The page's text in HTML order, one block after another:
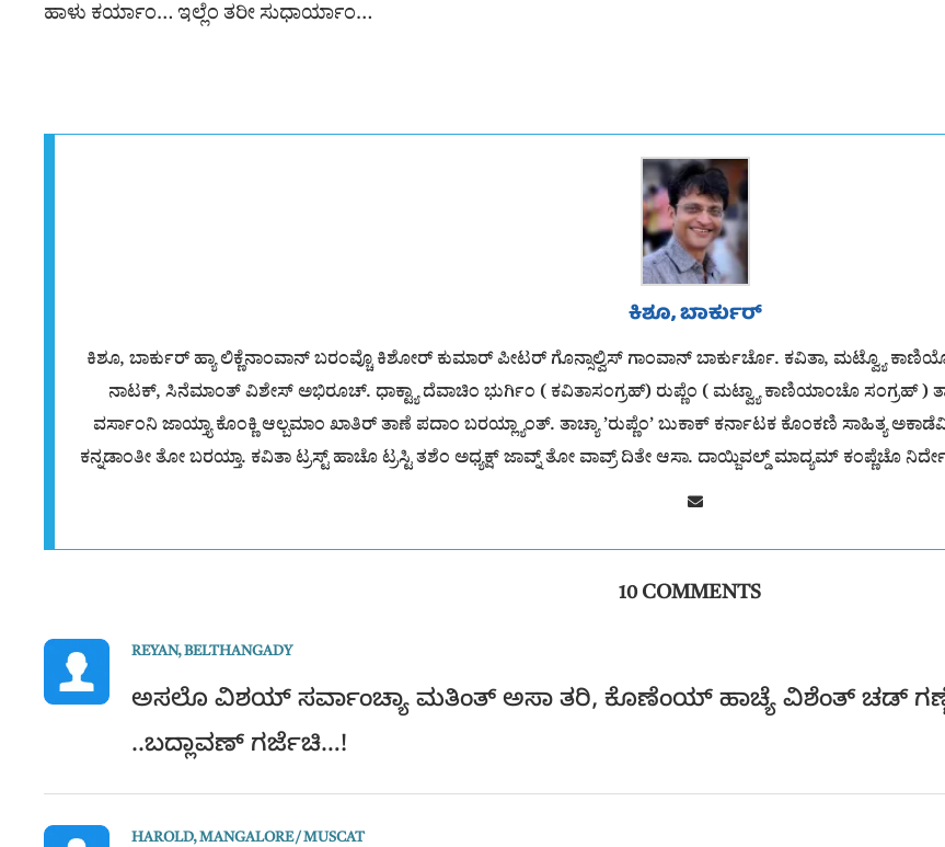
ಹಾಳು ಕರ್ಯಾಂ… ಇಲ್ಲೆಂ ತರೀ ಸುಧಾರ್ಯಾಂ…
ಕಿಶೂ, ಬಾರ್ಕುರ್
ಕಿಶೂ, ಬಾರ್ಕುರ್ ಹ್ಯಾ ಲಿಕ್ಣೆನಾಂವಾನ್ ಬರಂವ್ಚೊ ಕಿಶೋರ್ ಕುಮಾರ್ ಪೀಟರ್ ಗೊನ್ಸಾಲ್ವಿಸ್ ಗಾಂವಾನ್ ಬಾರ್ಕುರ್ಚೊ. ಕವಿತಾ, ಮಟ್ವ್ಯೊ
ನಾಟಕ್, ಸಿನೆಮಾಂತ್ ವಿಶೇಸ್ ಅಭಿರೂಚ್. ಧಾಕ್ಟ್ಯಾ ದೆವಾಚಿಂ ಭುರ್ಗಿಂ ( ಕವಿತಾಸಂಗ್ರಹ್) ರುಪ್ಣೆಂ ( ಮಟ್ವ್ಯಾ ಕಾಣಿಯಾಂಚೊ ಸಂಗ್ರಹ್ )
ವರ್ಸಾಂನಿ ಜಾಯ್ತ್ಯಾ ಕೊಂಕ್ಣಿ ಆಲ್ಬಮಾಂ ಖಾತಿರ್ ತಾಣೆ ಪದಾಂ ಬರಯ್ಲ್ಯಾಂತ್. ತಾಚ್ಯಾ ’ರುಪ್ಣೆಂ’ ಬುಕಾಕ್ ಕರ್ನಾಟಕ ಕೊಂಕಣಿ ಸಾಹಿತ್ಯ
ಕನ್ನಡಾಂತೀ ತೋ ಬರಯ್ತಾ. ಕವಿತಾ ಟ್ರಸ್ಟ್ ಹಾಚೊ ಟ್ರಸ್ಟಿ ತಶೆಂ ಅಧ್ಯಕ್ಷ್ ಜಾವ್ನ್ ತೋ ವಾವ್ರ್ ದಿತೇ ಆಸಾ. ದಾಯ್ಜಿವಲ್ಡ್ ಮಾದ್ಯಮ್ ಕಂಪ್ಣೆಚೊ
10 COMMENTS
REYAN, BELTHANGADY
ಅಸಲೊ ವಿಶಯ್ ಸರ್ವಾಂಚ್ಯಾ ಮತಿಂತ್ ಅಸಾ ತರಿ, ಕೊಣೆಂಯ್ ಹಾಚ್ಯೆ ವಿಶೆಂತ್ ಚಡ್
..ಬದ್ಲಾವಣ್ ಗರ್ಜೆಚಿ…!
HAROLD, MANGALORE / MUSCAT